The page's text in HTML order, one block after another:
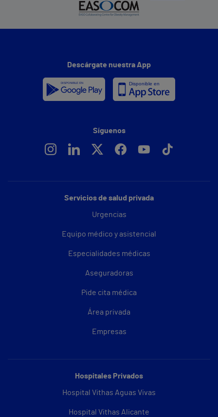
Servicios de salud privada
Urgencias
Equipo médico y asistencial
Especialidades médicas
Aseguradoras
Pide cita médica
Área privada
Empresas
Hospitales Privados
Hospital Vithas Aguas Vivas
Hospital Vithas Alicante
Descárgate nuestra App
Síguenos